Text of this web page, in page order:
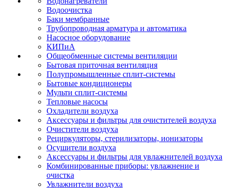
Водоочистка
Баки мембранные
Трубопроводная арматура и автоматика
Насосное оборудование
КИПиА
Общеобменные системы вентиляции
Бытовая приточная вентиляция
Полупромышленные сплит-системы
Бытовые кондиционеры
Мульти сплит-системы
Тепловые насосы
Охладители воздуха
Аксессуары и фильтры для очистителей воздуха
Очистители воздуха
Рециркуляторы, стерилизаторы, ионизаторы
Осушители воздуха
Аксессуары и фильтры для увлажнителей воздуха
Комбинированные приборы: увлажнение и
очистка
Увлажнители воздуха